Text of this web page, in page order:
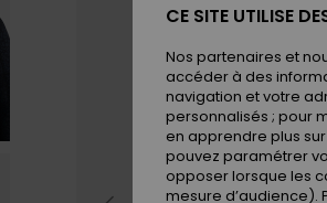
CE SITE UTILISE
Nos partenaires et
accéder à des
navigation et votre
personnalisés ; pour
en apprendre plus
pouvez paramétrer
opposer lorsque les
mesure d’audience).